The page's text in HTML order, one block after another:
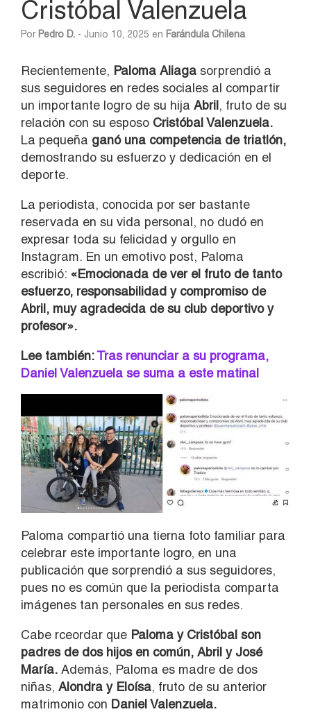
Cristóbal Valenzuela
Por Pedro D. - Junio 10, 2025 en Farándula Chilena
Recientemente, Paloma Aliaga sorprendió a
sus seguidores en redes sociales al compartir
un importante logro de su hija Abril, fruto de su
relación con su esposo Cristóbal Valenzuela.
La pequeña ganó una competencia de triatlón,
demostrando su esfuerzo y dedicación en el
deporte.
La periodista, conocida por ser bastante
reservada en su vida personal, no dudó en
expresar toda su felicidad y orgullo en
Instagram. En un emotivo post, Paloma
escribió: «Emocionada de ver el fruto de tanto
esfuerzo, responsabilidad y compromiso de
Abril, muy agradecida de su club deportivo y
profesor».
Lee también:Tras renunciar a su programa,
Daniel Valenzuela se suma a este matinal
Paloma compartió una tierna foto familiar para
celebrar este importante logro, en una
publicación que sorprendió a sus seguidores,
pues no es común que la periodista comparta
imágenes tan personales en sus redes.
Cabe rceordar que Paloma y Cristóbal son
padres de dos hijos en común, Abril y José
María. Además, Paloma es madre de dos
niñas, Alondra y Eloísa, fruto de su anterior
matrimonio con Daniel Valenzuela.